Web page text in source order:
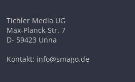
Tichler Media UG
Max-Planck-Str. 7
D- 59423 Unna
Kontakt: info@smago.de